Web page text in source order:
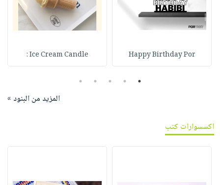
Happy Birthday Por
Ice Cream Candle :
1
2
3
4
5
المزيد من البنود »
اكسسوارات كتب